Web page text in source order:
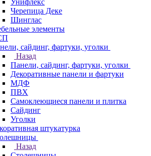
Унифлекс
Черепица Деке
Шинглас
элементы
сайдинг, фартуки, уголки
Назад
Панели, сайдинг, фартуки, уголки
Декоративные панели и фартуки
МДФ
ПВХ
Самоклеющиеся панели и плитка
Сайдинг
Уголки
штукатурка
Назад